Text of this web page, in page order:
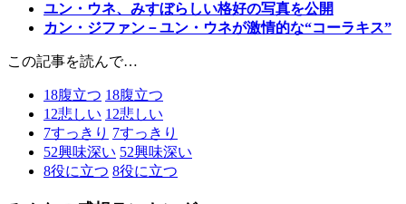
ユン・ウネ、みすぼらしい格好の写真を公開
カン・ジファン－ユン・ウネが激情的な“コーラキス”
この記事を読んで…
18腹立つ 18腹立つ
12悲しい 12悲しい
7すっきり 7すっきり
52興味深い 52興味深い
8役に立つ 8役に立つ